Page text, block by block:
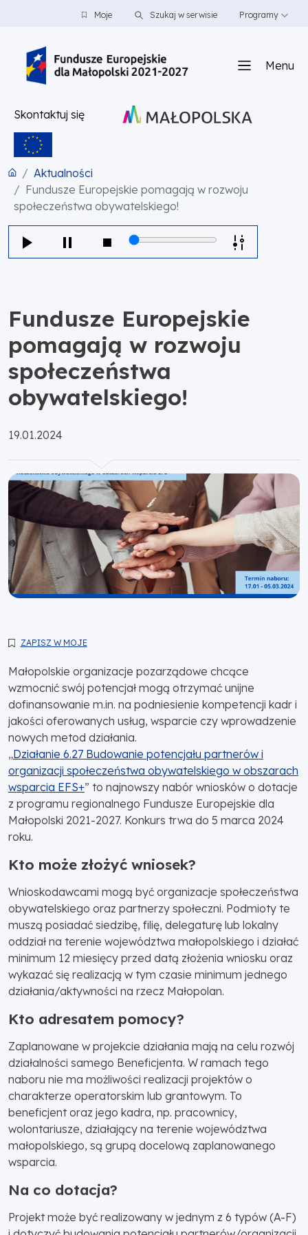
PRZEJDŹ DO TREŚCI
PRZEJDŹ DO MENUMoje Szukaj w serwisie Programy
Menu
Skontaktuj się
Aktualności
Fundusze Europejskie pomagają w rozwoju
społeczeństwa obywatelskiego!
Fundusze Europejskie
pomagają w rozwoju
społeczeństwa
obywatelskiego!
Opublikowano:
19.01.2024
ZAPISZ W MOJE
Małopolskie organizacje pozarządowe chcące
wzmocnić swój potencjał mogą otrzymać unijne
dofinansowanie m.in. na podniesienie kompetencji kadr i
jakości oferowanych usług, wsparcie czy wprowadzenie
nowych metod działania.
„Działanie 6.27 Budowanie potencjału partnerów i
organizacji społeczeństwa obywatelskiego w obszarach
wsparcia EFS+” to najnowszy nabór wniosków o dotacje
z programu regionalnego Fundusze Europejskie dla
Małopolski 2021-2027. Konkurs trwa do 5 marca 2024
roku.
Kto może złożyć wniosek?
Wnioskodawcami mogą być organizacje społeczeństwa
obywatelskiego oraz partnerzy społeczni. Podmioty te
muszą posiadać siedzibę, filię, delegaturę lub lokalny
oddział na terenie województwa małopolskiego i działać
minimum 12 miesięcy przed datą złożenia wniosku oraz
wykazać się realizacją w tym czasie minimum jednego
działania/aktywności na rzecz Małopolan.
Kto adresatem pomocy?
Zaplanowane w projekcie działania mają na celu rozwój
działalności samego Beneficjenta. W ramach tego
naboru nie ma możliwości realizacji projektów o
charakterze operatorskim lub grantowym. To
beneficjent oraz jego kadra, np. pracownicy,
wolontariusze, działający na terenie województwa
małopolskiego, są grupą docelową zaplanowanego
wsparcia.
Na co dotacja?
Projekt może być realizowany w jednym z 6 typów (A-F)